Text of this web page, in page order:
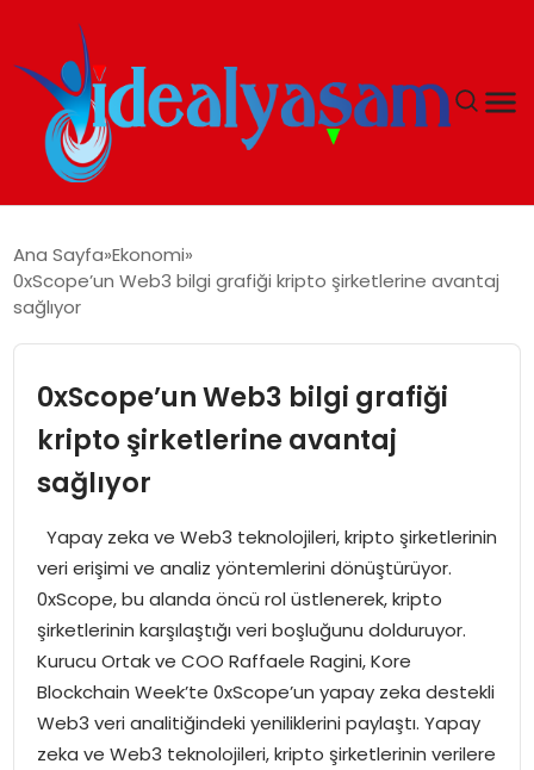
GÜNDEM
İDEAL YAŞAM
İDEAL SPOR
YAŞAM
MAGAZIN
SAĞLIK
SOSYAL HABER
Ana Sayfa Ekonomi
0xScope’un Web3 bilgi grafiği kripto şirketlerine avantaj
sağlıyor
0xScope’un Web3 bilgi grafiği
kripto şirketlerine avantaj
sağlıyor
Yapay zeka ve Web3 teknolojileri, kripto şirketlerinin
veri erişimi ve analiz yöntemlerini dönüştürüyor.
0xScope, bu alanda öncü rol üstlenerek, kripto
şirketlerinin karşılaştığı veri boşluğunu dolduruyor.
Kurucu Ortak ve COO Raffaele Ragini, Kore
Blockchain Week’te 0xScope’un yapay zeka destekli
Web3 veri analitiğindeki yeniliklerini paylaştı. Yapay
zeka ve Web3 teknolojileri, kripto şirketlerinin verilere